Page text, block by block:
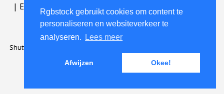
Rgbstock gebruikt cookies om content te
personaliseren en websiteverkeer te
analyseren.
Lees meer
Afwijzen Okee!
| English | Deutsch Español | Português
Nederlands|
Shutterstock official partner of Rgbstock
Rgbstock